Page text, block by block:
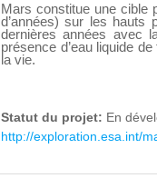
Mars constitue une cible
d’années) sur les hauts
dernières années avec
présence d’eau liquide
la vie.
Statut du projet: En
http://exploration.esa.int/